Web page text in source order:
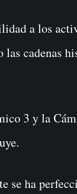
a los
cadenas
3 y la
se ha